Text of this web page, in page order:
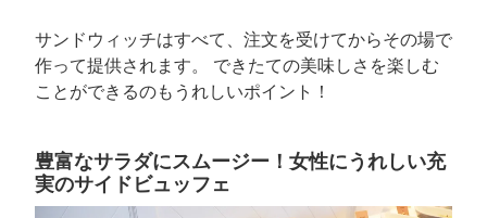
サンドウィッチはすべて、注文を受けてからその場で
作って提供されます。 できたての美味しさを楽しむ
ことができるのもうれしいポイント！
豊富なサラダにスムージー！女性にうれしい充
実のサイドビュッフェ